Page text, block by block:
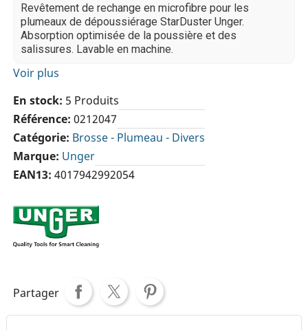
Revêtement de rechange en microfibre pour les
plumeaux de dépoussiérage StarDuster Unger.
Absorption optimisée de la poussière et des
salissures. Lavable en machine.
Voir plus
En stock 5 Produits
Référence 0212047
Catégorie Brosse - Plumeau - Divers
Marque Unger
EAN13 4017942992054
Partager